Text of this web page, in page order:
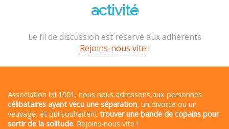
activité
Le fil de discussion est réservé aux adhérents
Rejoins-nous vite !
Association loi 1901, nous nous adressons aux personnes
célibataires ayant vécu une séparation, un divorce ou un
veuvage, et qui souhaitent trouver une bande de copains pour
sortir de la solitude. Rejoins-nous vite !